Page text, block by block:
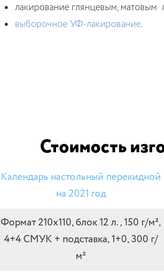
лакирование глянцевым, матовым
выборочное УФ-лакирование.
Стоимость
Календарь настольный перекидной
на 2021 год
Формат 210х110, блок 12 л., 150 г/м²,
4+4 СМУК + подставка, 1+0, 300 г/
м²